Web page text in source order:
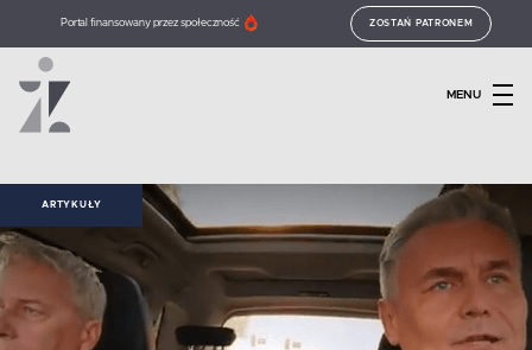
Portal finansowany przez społeczność ZOSTAŃ PATRONEM
MENU
ARTYKUŁY